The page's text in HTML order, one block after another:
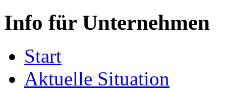
Info für Unternehmen
Start
Aktuelle Situation